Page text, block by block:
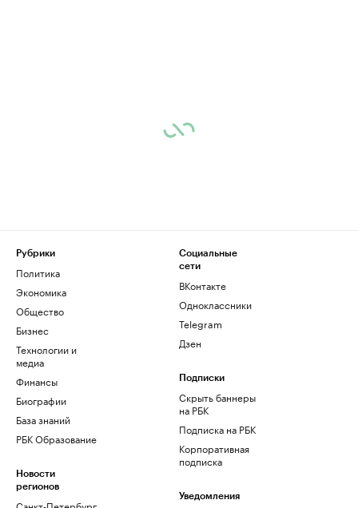
Рубрики
Политика
Экономика
Общество
Бизнес
Технологии и
медиа
Финансы
Биографии
База знаний
РБК Образование
Новости
регионов
Социальные
сети
ВКонтакте
Одноклассники
Telegram
Дзен
Подписки
Скрыть баннеры
на РБК
Подписка на РБК
Корпоративная
подписка
Уведомления